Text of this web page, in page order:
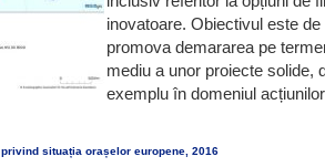
inovatoare. Obiectivul este de
promova demararea pe
mediu a unor proiecte solide,
exemplu în domeniul
privind situația orașelor europene, 2016